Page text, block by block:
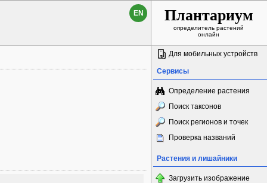
EN Плантариум
определитель растений
онлайн
Для мобильных устройств
Сервисы
Определение растения
Поиск таксонов
Поиск регионов и точек
Проверка названий
Растения и лишайники
Загрузить изображение